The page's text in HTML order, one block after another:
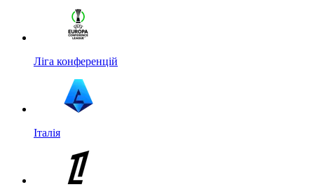
Ліга конференцій
Італія